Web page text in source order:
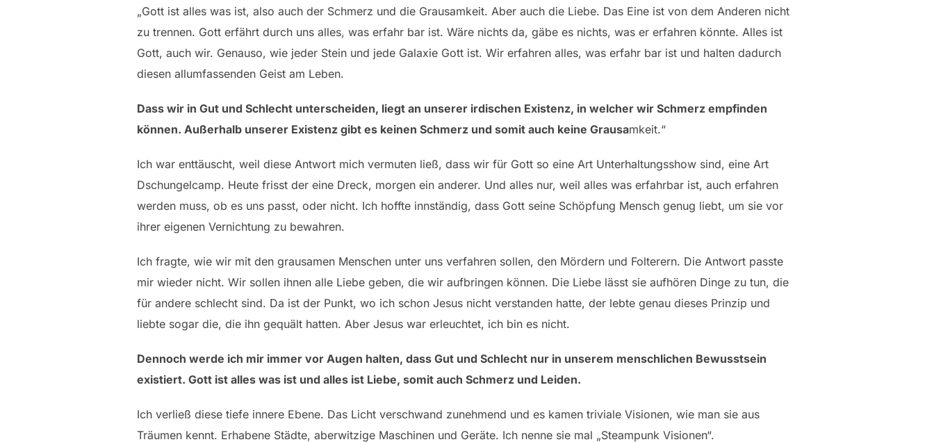
„Gott ist alles was ist, also auch der Schmerz und die Grausamkeit. Aber auch die Liebe. Das Eine ist von dem Anderen nicht
zu trennen. Gott erfährt durch uns alles, was erfahr bar ist. Wäre nichts da, gäbe es nichts, was er erfahren könnte. Alles ist
Gott, auch wir. Genauso, wie jeder Stein und jede Galaxie Gott ist. Wir erfahren alles, was erfahr bar ist und halten dadurch
diesen allumfassenden Geist am Leben.
Dass wir in Gut und Schlecht unterscheiden, liegt an unserer irdischen Existenz, in welcher wir Schmerz empfinden
können. Außerhalb unserer Existenz gibt es keinen Schmerz und somit auch keine Grausamkeit.“
Ich war enttäuscht, weil diese Antwort mich vermuten ließ, dass wir für Gott so eine Art Unterhaltungsshow sind, eine Art
Dschungelcamp. Heute frisst der eine Dreck, morgen ein anderer. Und alles nur, weil alles was erfahrbar ist, auch erfahren
werden muss, ob es uns passt, oder nicht. Ich hoffte innständig, dass Gott seine Schöpfung Mensch genug liebt, um sie vor
ihrer eigenen Vernichtung zu bewahren.
Ich fragte, wie wir mit den grausamen Menschen unter uns verfahren sollen, den Mördern und Folterern. Die Antwort passte
mir wieder nicht. Wir sollen ihnen alle Liebe geben, die wir aufbringen können. Die Liebe lässt sie aufhören Dinge zu tun, die
für andere schlecht sind. Da ist der Punkt, wo ich schon Jesus nicht verstanden hatte, der lebte genau dieses Prinzip und
liebte sogar die, die ihn gequält hatten. Aber Jesus war erleuchtet, ich bin es nicht.
Dennoch werde ich mir immer vor Augen halten, dass Gut und Schlecht nur in unserem menschlichen Bewusstsein
existiert. Gott ist alles was ist und alles ist Liebe, somit auch Schmerz und Leiden.
Ich verließ diese tiefe innere Ebene. Das Licht verschwand zunehmend und es kamen triviale Visionen, wie man sie aus
Träumen kennt. Erhabene Städte, aberwitzige Maschinen und Geräte. Ich nenne sie mal „Steampunk Visionen“.